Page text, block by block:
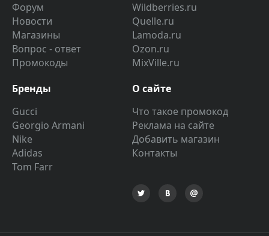
Форум
Новости
Магазины
Вопрос - ответ
Промокоды
Wildberries.ru
Quelle.ru
Lamoda.ru
Ozon.ru
MixVille.ru
Бренды
Gucci
Georgio Armani
Nike
Adidas
Tom Farr
О сайте
Что такое промокод
Реклама на сайте
Добавить магазин
Контакты